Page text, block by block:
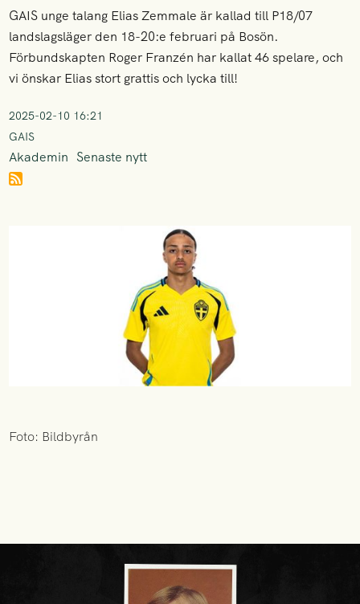
GAIS unge talang Elias Zemmale är kallad till P18/07
landslagsläger den 18-20:e februari på Bosön.
Förbundskapten Roger Franzén har kallat 46 spelare, och
vi önskar Elias stort grattis och lycka till!
2025-02-10 16:21
GAIS
Akademin Senaste nytt
Foto: Bildbyrån